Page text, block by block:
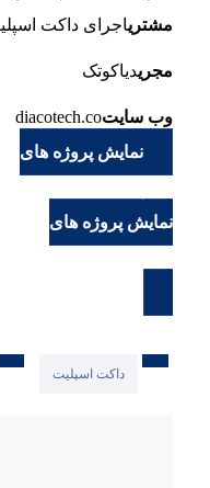
مشتریاجرای داکت
مجریدیاکوتک
وب سایتdiacotech.co
نمایش پروژه های
نمایش پروژه های
داکت اسپلیت